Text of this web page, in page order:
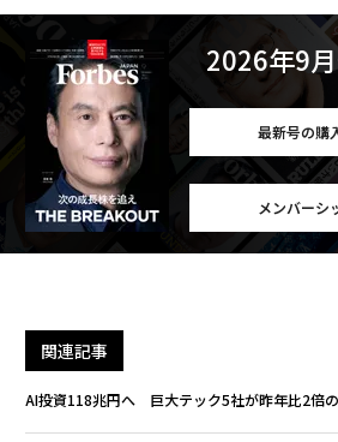
2026年9
最新号の購
メンバーシ
関連記事
AI投資118兆円へ 巨大テック5社が昨年比2倍